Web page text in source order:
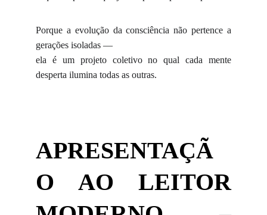
Porque a evolução da consciência não pertence a
gerações isoladas —
ela é um projeto coletivo no qual cada mente
desperta ilumina todas as outras.
APRESENTAÇÃ
O AO LEITOR